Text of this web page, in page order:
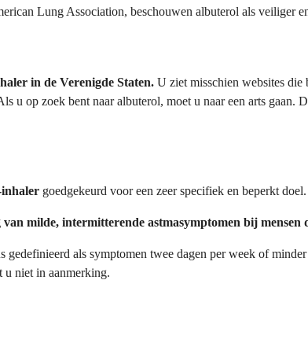
Lung Association, beschouwen albuterol als veiliger
in de Verenigde Staten. U ziet misschien websites die
u op zoek bent naar albuterol, moet u naar een arts gaan.
goedgekeurd voor een zeer specifiek en beperkt doel.
milde, intermitterende astmasymptomen bij
gedefinieerd als symptomen twee dagen per week of
u niet in aanmerking.